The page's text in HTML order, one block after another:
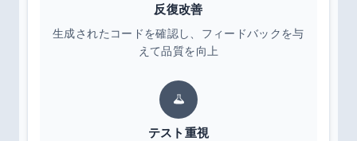
反復改善
生成されたコードを確認し、フィードバックを与
えて品質を向上
テスト重視